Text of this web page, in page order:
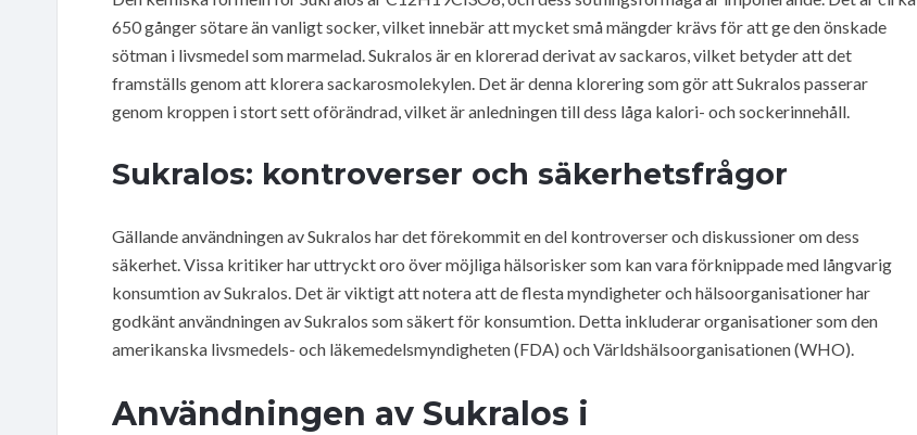
650 gånger sötare än vanligt socker, vilket innebär att mycket små mängder krävs för att ge den önskade
sötman i livsmedel som marmelad. Sukralos är en klorerad derivat av sackaros, vilket betyder att det
framställs genom att klorera sackarosmolekylen. Det är denna klorering som gör att Sukralos passerar
genom kroppen i stort sett oförändrad, vilket är anledningen till dess låga kalori- och sockerinnehåll.
Sukralos: kontroverser och säkerhetsfrågor
Gällande användningen av Sukralos har det förekommit en del kontroverser och diskussioner om dess
säkerhet. Vissa kritiker har uttryckt oro över möjliga hälsorisker som kan vara förknippade med långvarig
konsumtion av Sukralos. Det är viktigt att notera att de flesta myndigheter och hälsoorganisationer har
godkänt användningen av Sukralos som säkert för konsumtion. Detta inkluderar organisationer som den
amerikanska livsmedels- och läkemedelsmyndigheten (FDA) och Världshälsoorganisationen (WHO).
Användningen av Sukralos i